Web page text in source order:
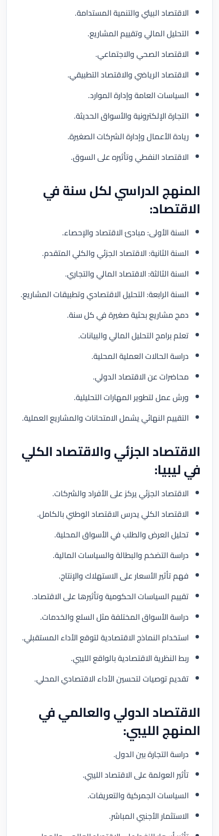
الاقتصاد البيئي والتنمية المستدامة.
التحليل المالي وتقييم المشاريع.
الاقتصاد الصحي والاجتماعي.
الاقتصاد الرياضي والاقتصاد التطبيقي.
السياسات العامة وإدارة الموارد.
التجارة الإلكترونية والأسواق الحديثة.
ريادة الأعمال وإدارة الشركات الصغيرة.
الاقتصاد النفطي وتأثيره على السوق.
المنهج الدراسي لكل سنة في
الاقتصاد:
السنة الأولى: مبادئ الاقتصاد والإحصاء.
السنة الثانية: الاقتصاد الجزئي والكلي المتقدم.
السنة الثالثة: الاقتصاد المالي والتجاري.
السنة الرابعة: التحليل الاقتصادي وتطبيقات المشاريع.
دمج مشاريع بحثية صغيرة في كل سنة.
تعلم برامج التحليل المالي والبيانات.
دراسة الحالات العملية المحلية.
محاضرات عن الاقتصاد الدولي.
ورش عمل لتطوير المهارات التحليلية.
التقييم النهائي يشمل الامتحانات والمشاريع العملية.
الاقتصاد الجزئي والاقتصاد الكلي
في ليبيا:
الاقتصاد الجزئي يركز على الأفراد والشركات.
الاقتصاد الكلي يدرس الاقتصاد الوطني بالكامل.
تحليل العرض والطلب في الأسواق المحلية.
دراسة التضخم والبطالة والسياسات المالية.
فهم تأثير الأسعار على الاستهلاك والإنتاج.
تقييم السياسات الحكومية وتأثيرها على الاقتصاد.
دراسة الأسواق المختلفة مثل السلع والخدمات.
استخدام النماذج الاقتصادية لتوقع الأداء المستقبلي.
ربط النظرية الاقتصادية بالواقع الليبي.
تقديم توصيات لتحسين الأداء الاقتصادي المحلي.
الاقتصاد الدولي والعالمي في
المنهج الليبي:
دراسة التجارة بين الدول.
تأثير العولمة على الاقتصاد الليبي.
السياسات الجمركية والتعريفات.
الاستثمار الأجنبي المباشر.